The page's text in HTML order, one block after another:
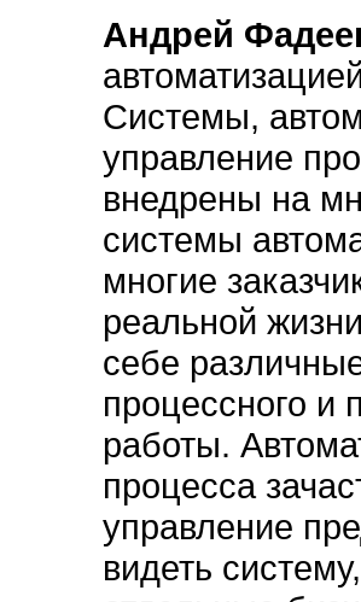
Андрей
Системы,
управление
внедрены на
системы
многие
реальной
себе
процессного и
работы.
процесса
управление
видеть